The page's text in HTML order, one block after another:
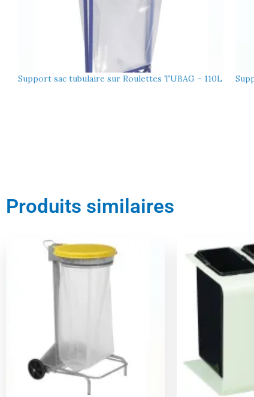
Support sac tubulaire sur Roulettes TUBAG – 110L
Produits similaires